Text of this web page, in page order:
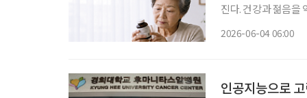
진다. 건강과 젊음을
2026-06-04 06:00
인공지능으로